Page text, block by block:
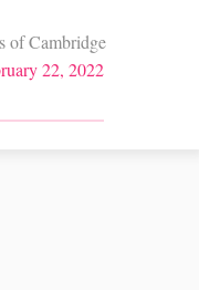
of Cambridge
22, 2022